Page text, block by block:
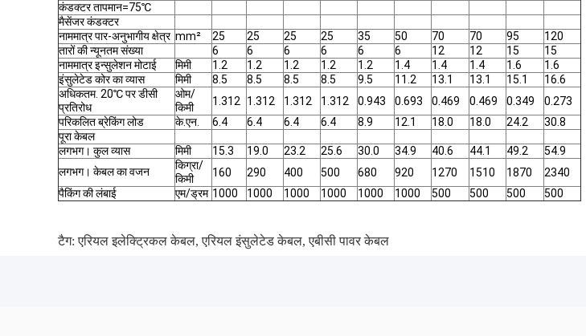
कंडक्टर तापमान=75℃
मैसेंजर कंडक्टर
नाममात्र पार-अनुभागीय क्षेत्र mm² 25 25 25 25 35 50 70 70 95
120
तारों की न्यूनतम संख्या
6 6 6 6 6 6 12 12 15
15
नाममात्र इन्सुलेशन मोटाई
मिमी 1.2 1.2 1.2 1.2 1.2 1.4 1.4 1.4 1.6
1.6
इंसुलेटेड कोर का व्यास
मिमी 8.5 8.5 8.5 8.5 9.5 11.2 13.1 13.1 15.1
16.6
अधिकतम. 20℃ पर डीसी
प्रतिरोध
ओम/
किमी
1.312 1.312 1.312 1.312 0.943 0.693 0.469 0.469 0.349
0.273
परिकलित ब्रेकिंग लोड
के.एन. 6.4 6.4 6.4 6.4 8.9 12.1 18.0 18.0 24.2
30.8
पूरा केबल
लगभग। कुल व्यास
मिमी 15.3 19.0 23.2 25.6 30.0 34.9 40.6 44.1 49.2
54.9
लगभग। केबल का वजन
किग्रा/
किमी
160 290 400 500 680 920 1270 1510 1870
2340
पैकिंग की लंबाई
एम/ड्रम 1000 1000 1000 1000 1000 1000 500 500 500 500
टैग:एरियल इलेक्ट्रिकल केबल, एरियल इंसुलेटेड केबल, एबीसी पावर केबल